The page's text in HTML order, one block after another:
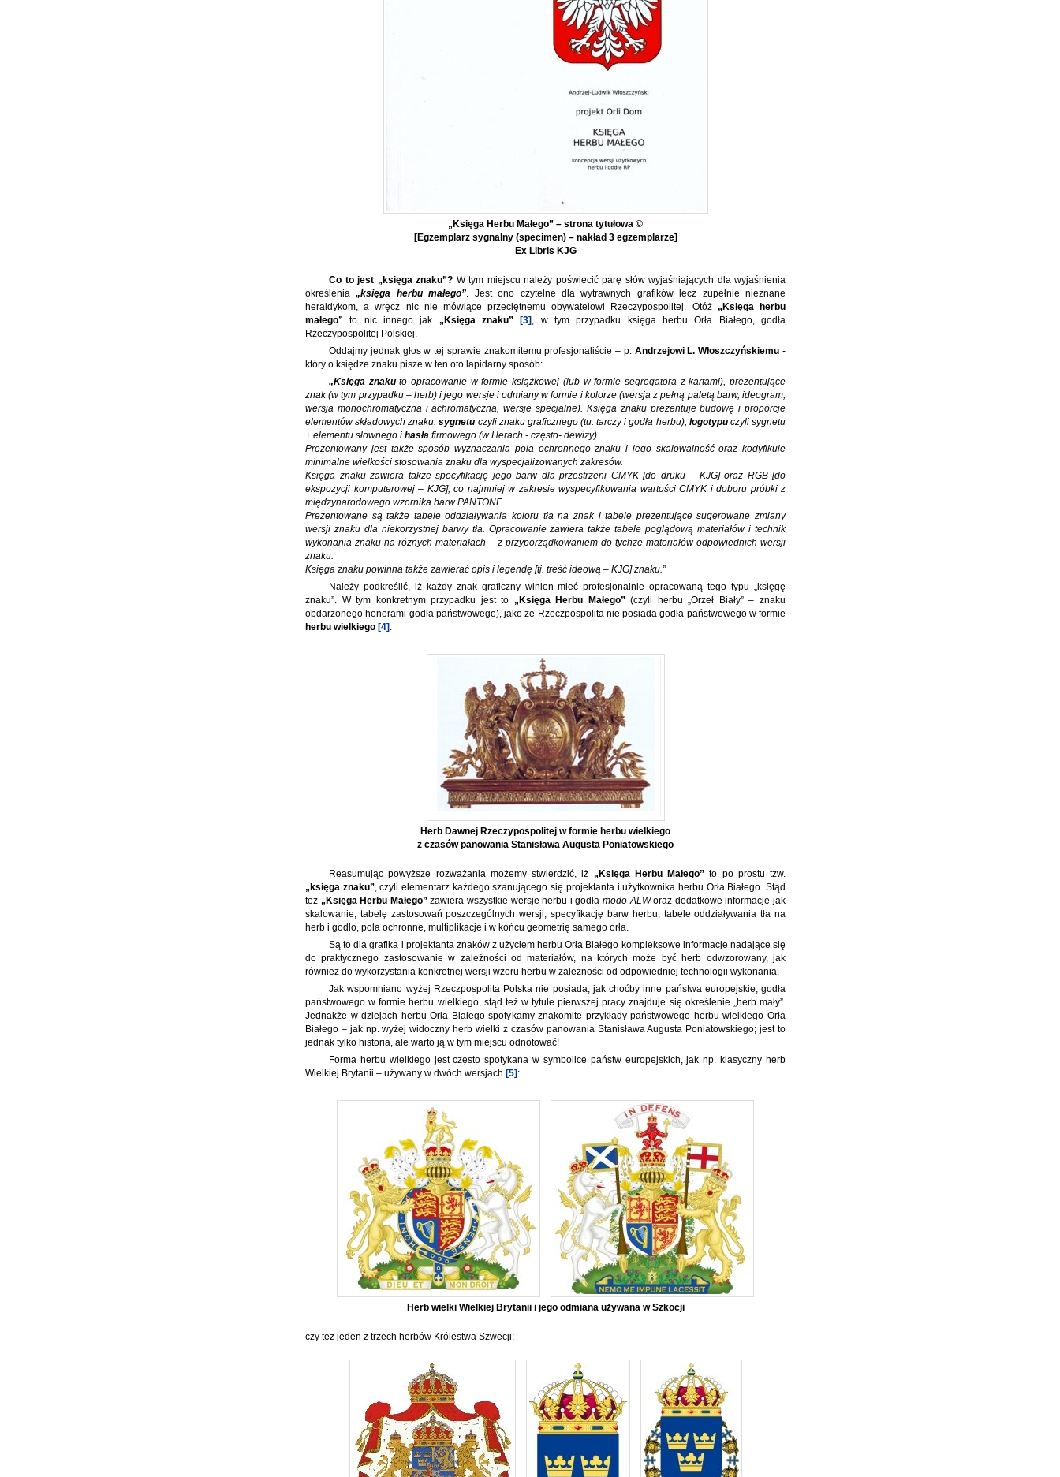
„Księga Herbu Małego” – strona tytułowa ©
[Egzemplarz sygnalny (specimen) – nakład 3 egzemplarze]
Ex Libris KJG
Co to jest „księga znaku”? W tym miejscu należy poświecić parę słów wyjaśniających dla wyjaśnienia
określenia„księga herbu małego”. Jest ono czytelne dla wytrawnych grafików lecz zupełnie nieznane
heraldykom, a wręcz nic nie mówiące przeciętnemu obywatelowi Rzeczypospolitej. Otóż „Księga herbu
małego” to nic innego jak „Księga znaku” [3] , w tym przypadku księga herbu Orła Białego, godła
Rzeczypospolitej Polskiej.
Oddajmy jednak głos w tej sprawie znakomitemu profesjonaliście – p. Andrzejowi L. Włoszczyńskiemu -
który o księdze znaku pisze w ten oto lapidarny sposób:
„Księga znakuto opracowanie w formie książkowej (lub w formie segregatora z kartami), prezentujące
znak (w tym przypadku – herb) i jego wersje i odmiany w formie i kolorze (wersja z pełną paletą barw, ideogram,
wersja monochromatyczna i achromatyczna, wersje specjalne). Księga znaku prezentuje budowę i proporcje
elementów składowych znaku:sygnetu czyli znaku graficznego (tu: tarczy i godła herbu), logotypuczyli sygnetu
+ elementu słownego i hasła firmowego (w Herach - często- dewizy).
Prezentowany jest także sposób wyznaczania pola ochronnego znaku i jego skalowalność oraz kodyfikuje
minimalne wielkości stosowania znaku dla wyspecjalizowanych zakresów.
Księga znaku zawiera także specyfikację jego barw dla przestrzeni CMYK [do druku – KJG] oraz RGB [do
ekspozycji komputerowej – KJG], co najmniej w zakresie wyspecyfikowania wartości CMYK i doboru próbki z
międzynarodowego wzornika barw PANTONE.
Prezentowane są także tabele oddziaływania koloru tła na znak i tabele prezentujące sugerowane zmiany
wersji znaku dla niekorzystnej barwy tła. Opracowanie zawiera także tabele poglądową materiałów i technik
wykonania znaku na różnych materiałach – z przyporządkowaniem do tychże materiałów odpowiednich wersji
znaku.
Księga znaku powinna także zawierać opis i legendę [tj. treść ideową – KJG] znaku.”
Należy podkreślić, iż każdy znak graficzny winien mieć profesjonalnie opracowaną tego typu „księgę
znaku”. W tym konkretnym przypadku jest to „Księga Herbu Małego”(czyli herbu „Orzeł Biały” – znaku
obdarzonego honorami godła państwowego), jako że Rzeczpospolita nie posiada godła państwowego w formie
herbu wielkiego [4] .
Herb Dawnej Rzeczypospolitej w formie herbu wielkiego
z czasów panowania Stanisława Augusta Poniatowskiego
Reasumując powyższe rozważania możemy stwierdzić, iż „Księga Herbu Małego” to po prostu tzw.
„księga znaku”, czyli elementarz każdego szanującego się projektanta i użytkownika herbu Orła Białego. Stąd
też „Księga Herbu Małego”zawiera wszystkie wersje herbu i godłamodo ALWoraz dodatkowe informacje jak
skalowanie, tabelę zastosowań poszczególnych wersji, specyfikację barw herbu, tabele oddziaływania tła na
herb i godło, pola ochronne, multiplikacje i w końcu geometrię samego orła.
Są to dla grafika i projektanta znaków z użyciem herbu Orła Białego kompleksowe informacje nadające się
do praktycznego zastosowanie w zależności od materiałów, na których może być herb odwzorowany, jak
również do wykorzystania konkretnej wersji wzoru herbu w zależności od odpowiedniej technologii wykonania.
Jak wspomniano wyżej Rzeczpospolita Polska nie posiada, jak choćby inne państwa europejskie, godła
państwowego w formie herbu wielkiego, stąd też w tytule pierwszej pracy znajduje się określenie „herb mały”.
Jednakże w dziejach herbu Orła Białego spotykamy znakomite przykłady państwowego herbu wielkiego Orła
Białego – jak np. wyżej widoczny herb wielki z czasów panowania Stanisława Augusta Poniatowskiego; jest to
jednak tylko historia, ale warto ją w tym miejscu odnotować!
Forma herbu wielkiego jest często spotykana w symbolice państw europejskich, jak np. klasyczny herb
Wielkiej Brytanii – używany w dwóch wersjach [5] :
Herb wielki Wielkiej Brytanii i jego odmiana używana w Szkocji
czy też jeden z trzech herbów Królestwa Szwecji: